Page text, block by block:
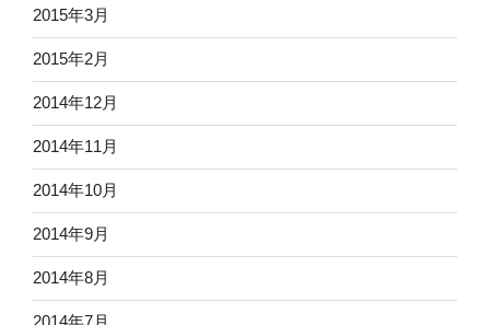
2015年3月
2015年2月
2014年12月
2014年11月
2014年10月
2014年9月
2014年8月